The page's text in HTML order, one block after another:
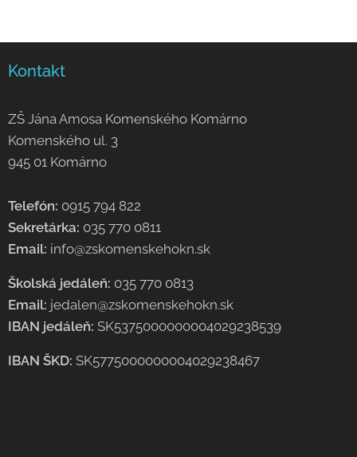
Kontakt
ZŠ Jána Amosa Komenského Komárno
Komenského ul. 3
945 01 Komárno
Telefón: 0915 794 822
Sekretárka: 035 770 0811
Email: info@zskomenskehokn.sk
Školská jedáleň: 035 770 0813
Email: jedalen@zskomenskehokn.sk
IBAN jedáleň: SK5375000000004029238539
IBAN ŠKD: SK5775000000004029238467